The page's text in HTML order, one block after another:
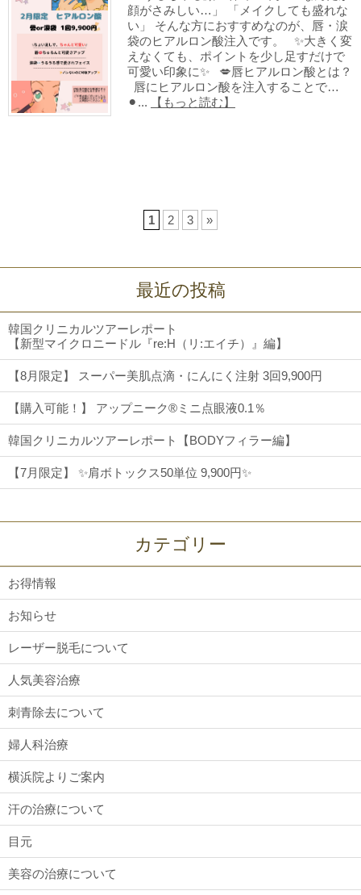
顔がさみしい…」 「メイクしても盛れな
い」 そんな方におすすめなのが、唇・涙
袋のヒアルロン酸注入です。 ✨大きく変
えなくても、ポイントを少し足すだけで
可愛い印象に✨ 💋唇ヒアルロン酸とは？
唇にヒアルロン酸を注入することで…
⚫︎...
【もっと読む】
1 2 3 »
最近の投稿
韓国クリニカルツアーレポート
【新型マイクロニードル『re:H（リ:エイチ）』編】
【8月限定】 スーパー美肌点滴・にんにく注射 3回9,900円
【購入可能！】 アップニーク®ミニ点眼液0.1％
韓国クリニカルツアーレポート【BODYフィラー編】
【7月限定】 ✨肩ボトックス50単位 9,900円✨
カテゴリー
お得情報
お知らせ
レーザー脱毛について
人気美容治療
刺青除去について
婦人科治療
横浜院よりご案内
汗の治療について
目元
美容の治療について